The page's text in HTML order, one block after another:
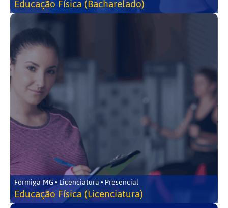
Educação Física (Bacharelado)
Formiga-MG • Licenciatura • Presencial
Educação Física (Licenciatura)